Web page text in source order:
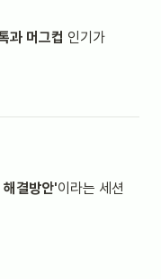
과 머그컵 인기가
해결방안'이라는 세션